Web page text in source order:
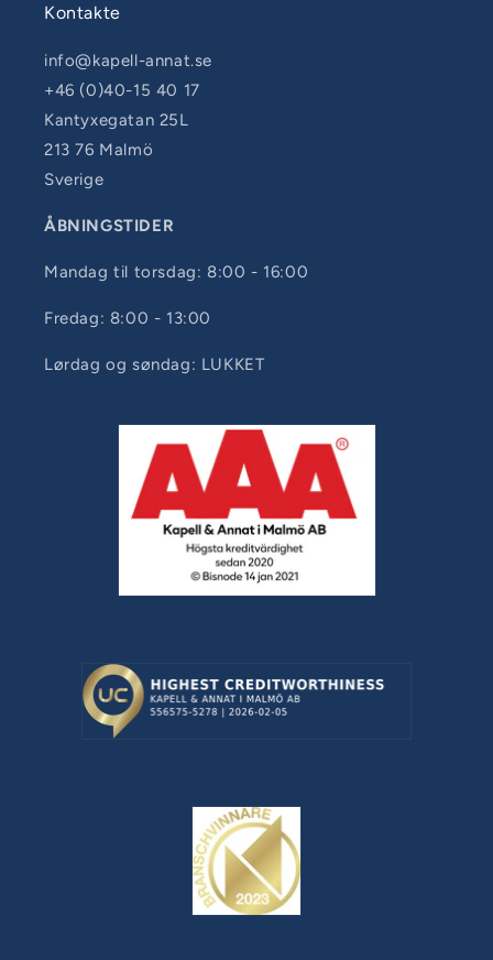
Kontakte
info@kapell-annat.se
+46 (0)40-15 40 17
Kantyxegatan 25L
213 76 Malmö
Sverige
ÅBNINGSTIDER
Mandag til torsdag: 8:00 - 16:00
Fredag: 8:00 - 13:00
Lørdag og søndag: LUKKET